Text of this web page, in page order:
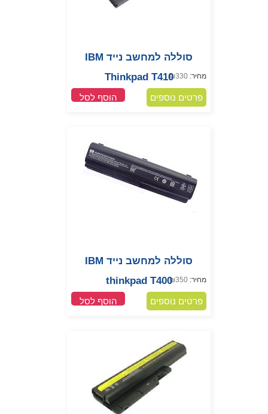
סוללה למחשב נייד IBM
Thinkpad T410
מחיר: ₪330
פרטים נוספים הוסף לסל
סוללה למחשב נייד IBM
thinkpad T400
מחיר: ₪350
פרטים נוספים הוסף לסל